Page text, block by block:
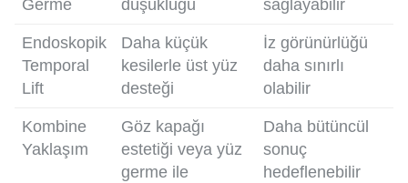
Germe düşüklüğü sağlayabilir
Endoskopik
Temporal
Lift
Daha küçük
kesilerle üst yüz
desteği
İz görünürlüğü
daha sınırlı
olabilir
Kombine
Yaklaşım
Göz kapağı
estetiği veya yüz
germe ile
Daha bütüncül
sonuç
hedeflenebilir